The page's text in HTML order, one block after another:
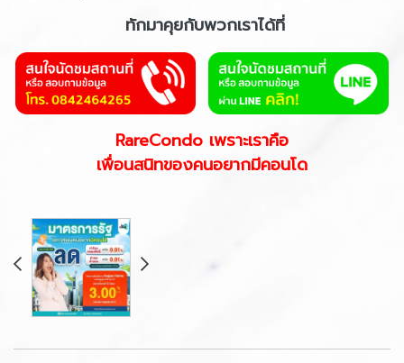
ทักมาคุยกับพวกเราได้ที่
RareCondo เพราะเราคือ
เพื่อนสนิทของคนอยากมีคอนโด